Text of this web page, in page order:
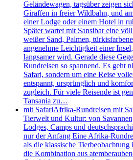
Geländewagen, tagsüber zeigen
Giraffen in freier Wildbahn, und
einer Lodge oder einem Hotel in
Später wartet mit Sansibar eine
weißer Sand, Palmen,
angenehme Leichtigkeit einer
langsamer wird. Gerade diese
Rundreisen so spannend. Es geht
Safari, sondern um eine Reise
entspannt, ursprünglich und
zugleich. Für viele Reisende ist
Tansania zu…
mit SafariAfrika-Rundreisen mit
Tierwelt und Kultur: von
Lodges, Camps und
nur der Anfang Eine Afrika-
als die klassische
die Kombination aus